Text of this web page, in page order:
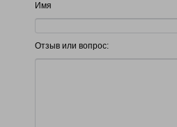
Имя
Отзыв или вопрос: